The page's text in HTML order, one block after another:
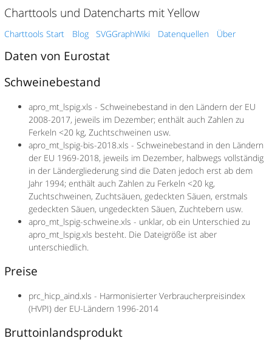
Charttools und Datencharts mit Yellow
Charttools Start Blog SVGGraphWiki Datenquellen Über
Daten von Eurostat
Schweinebestand
apro_mt_lspig.xls - Schweinebestand in den Ländern der EU
2008-2017, jeweils im Dezember; enthält auch Zahlen zu
Ferkeln <20 kg, Zuchtschweinen usw.
apro_mt_lspig-bis-2018.xls - Schweinebestand in den Ländern
der EU 1969-2018, jeweils im Dezember, halbwegs vollständig
in der Ländergliederung sind die Daten jedoch erst ab dem
Jahr 1994; enthält auch Zahlen zu Ferkeln <20 kg,
Zuchtschweinen, Zuchtsäuen, gedeckten Säuen, erstmals
gedeckten Säuen, ungedeckten Säuen, Zuchtebern usw.
apro_mt_lspig-schweine.xls - unklar, ob ein Unterschied zu
apro_mt_lspig.xls besteht. Die Dateigröße ist aber
unterschiedlich.
Preise
prc_hicp_aind.xls - Harmonisierter Verbraucherpreisindex
(HVPI) der EU-Ländern 1996-2014
Bruttoinlandsprodukt